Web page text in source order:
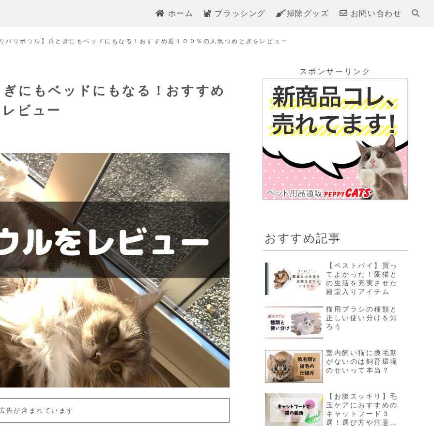
ホーム ブラッシング 掃除グッズ お問い合わせ
バリボウル】爪とぎにもベッドにもなる！おすすめ度１００％の人気つめとぎをレビュー
にもベッドにもなる！おすすめ
ビュー
告が含まれています
スポンサーリンク
おすすめ記事
【ベストバイ】買っ
てよかった！愛猫と
の生活を充実させた
殿堂入りアイテム
猫用ブラシの種類と
正しい使い分けを知
ろう
室内飼い猫に換毛期
がないのは飼育環境
のせいって本当？
【お腹スッキリ】毛
玉ケアにおすすめの
キャットフード３
選！選び方や注意点